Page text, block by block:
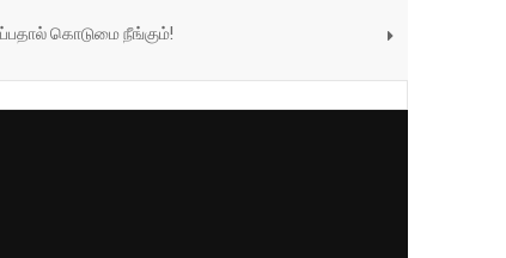
கொடுமை நீங்கும்!